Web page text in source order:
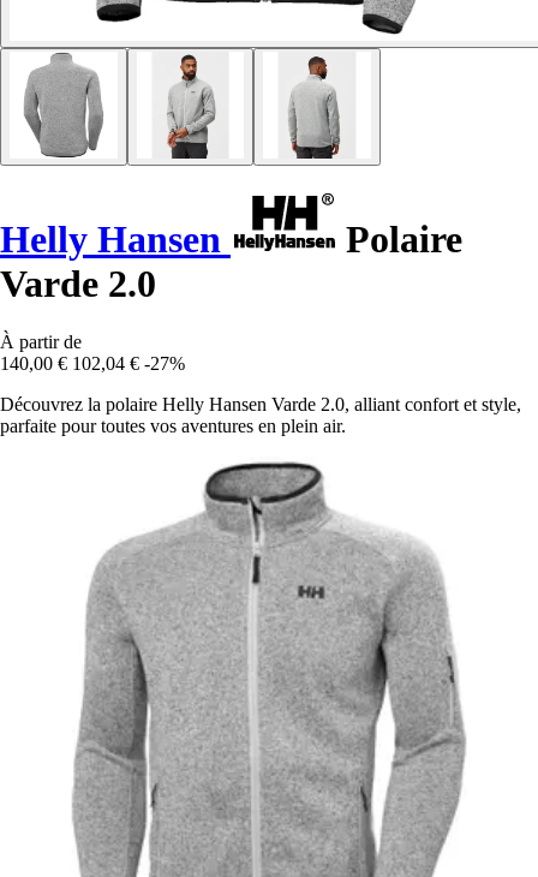
Helly Hansen
Polaire
Varde 2.0
À partir de
140,00 € 102,04 € -27%
Découvrez la polaire Helly Hansen Varde 2.0, alliant confort et style,
parfaite pour toutes vos aventures en plein air.